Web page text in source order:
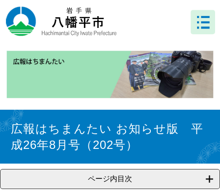
ー
ジ
ニ
ュ
文 広報はちまんたい お知らせ版 平
成26年8月号（202号）
ページ内目次